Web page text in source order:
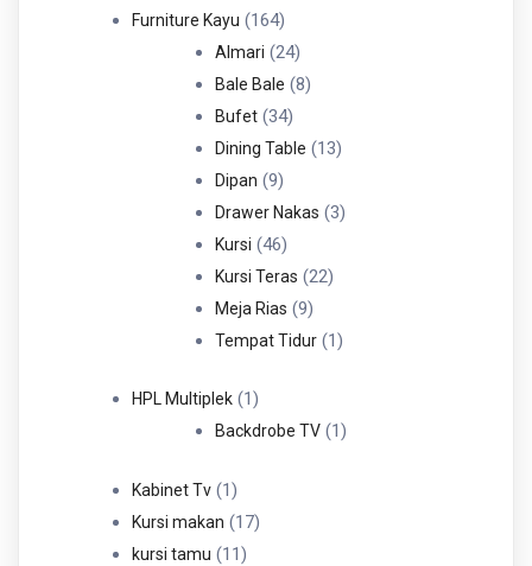
Produk
Furniture Kayu 164164
Produk
Almari 2424
Produk
Bale Bale 88
Bufet 3434
Produk
Dining Table 1313
Dipan 99
Produk
Drawer Nakas 33
Kursi 4646
Produk
Kursi Teras 2222
Meja Rias 99
Produk
Tempat Tidur 11
HPL Multiplek 11
Produk
Backdrobe TV 11
Kabinet Tv 11
Produk
Kursi makan 1717
kursi tamu 1111